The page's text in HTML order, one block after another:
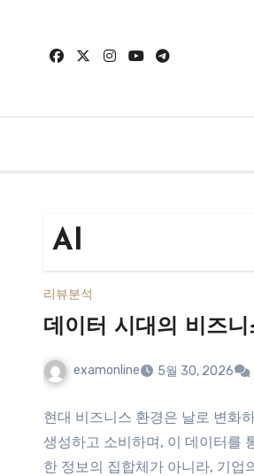
content
AI
리뷰분석
데이터 시대의 비즈
examonline 5월 30, 2026
현대 비즈니스 환경은 날로 변화
생성하고 소비하며, 이 데이터를
한 정보의 집합체가 아니라, 기업